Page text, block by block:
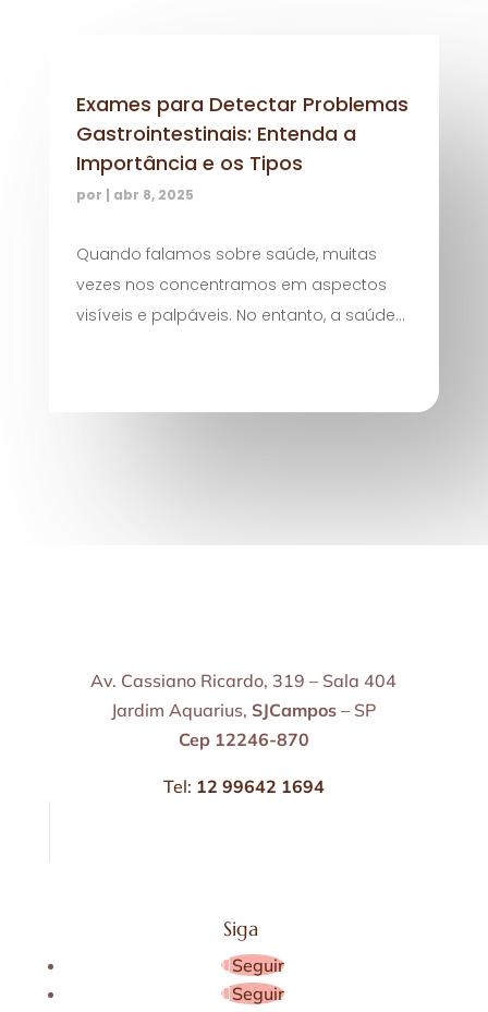
Exames para Detectar Problemas
Gastrointestinais: Entenda a
Importância e os Tipos
por | abr 8, 2025
Quando falamos sobre saúde, muitas
vezes nos concentramos em aspectos
visíveis e palpáveis. No entanto, a saúde...
Av. Cassiano Ricardo, 319 – Sala 404
Jardim Aquarius, SJCampos – SP
Cep 12246-870
Tel: 12 99642 1694
Siga
Seguir
Seguir